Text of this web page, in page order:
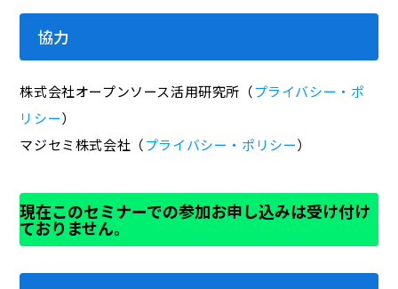
協力
株式会社オープンソース活用研究所（プライバシー・ポ
リシー）
マジセミ株式会社（プライバシー・ポリシー）
現在このセミナーでの参加お申し込みは受け付け
ておりません。